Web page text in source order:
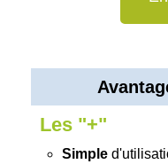
Les "+"
Simple